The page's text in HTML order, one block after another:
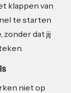
klappen van
te starten
zonder dat jij
niet op